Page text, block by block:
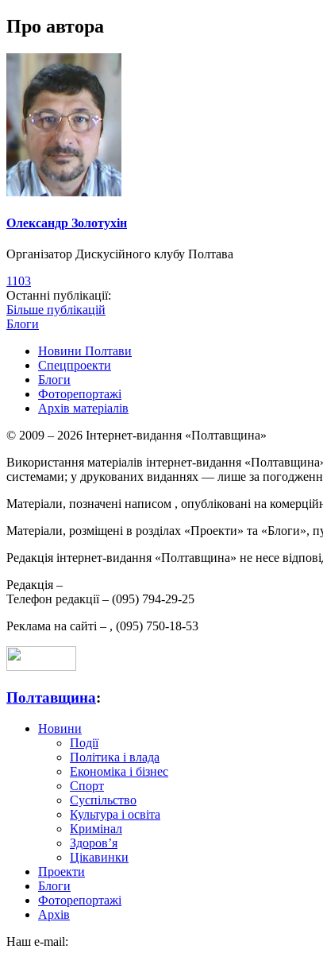
Про автора
Олександр Золотухін
Організатор Дискусійного клубу Полтава
1103
Останні публікації:
Більше публікацій
Блоги
Новини Полтави
Спецпроекти
Блоги
Фоторепортажі
Архів матеріалів
© 2009 – 2026 Інтернет-видання «Полтавщина»
Використання матеріалів інтернет-видання
системами; у друкованих виданнях — лише за
Матеріали, позначені написом , опубліковані на
Матеріали, розміщені в розділах «Проекти» та «Блоги»,
Редакція інтернет-видання «Полтавщина» не несе
Редакція –
Телефон редакції – (095) 794-29-25
Реклама на сайті – , (095) 750-18-53
Полтавщина:
Новини
Події
Політика і влада
Економіка і бізнес
Спорт
Суспільство
Культура і освіта
Кримінал
Здоров’я
Цікавинки
Проекти
Блоги
Фоторепортажі
Архів
Наш e-mail: